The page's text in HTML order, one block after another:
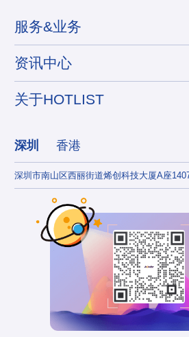
服务&业务
资讯中心
关于HOTLIST
深圳 香港
深圳市南山区西丽街道烯创科技大厦A座